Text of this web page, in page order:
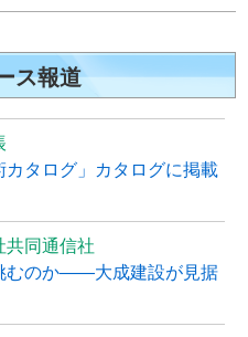
ス報道
カタログ」カタログに掲載
共同通信社
むのか――大成建設が見据